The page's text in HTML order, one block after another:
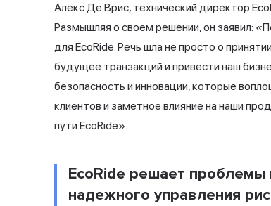
Алекс Де Врис, технический директор
Размышляя о своем решении, он заявил:
для EcoRide. Речь шла не просто о
будущее транзакций и привести наш
безопасность и инновации, которые
клиентов и заметное влияние на наши
пути EcoRide».
EcoRide решает
надежного управления